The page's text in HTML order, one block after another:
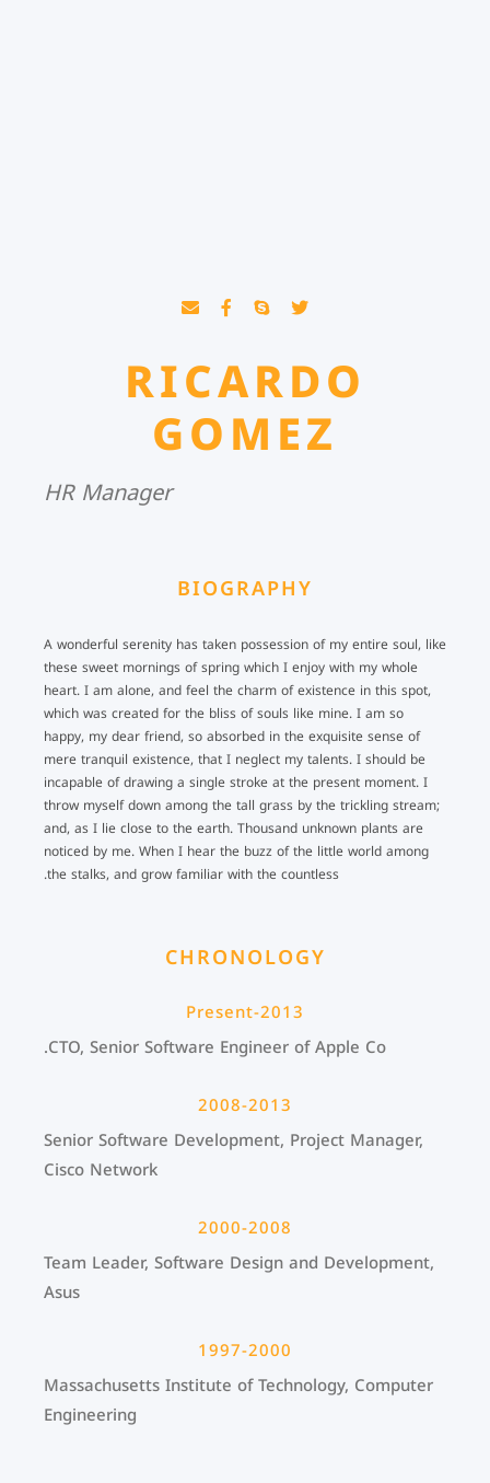
RICARDO
GOMEZ
HR Manager
BIOGRAPHY
A wonderful serenity has taken possession of my entire soul, like
these sweet mornings of spring which I enjoy with my whole
heart. I am alone, and feel the charm of existence in this spot,
which was created for the bliss of souls like mine. I am so
happy, my dear friend, so absorbed in the exquisite sense of
mere tranquil existence, that I neglect my talents. I should be
incapable of drawing a single stroke at the present moment. I
throw myself down among the tall grass by the trickling stream;
and, as I lie close to the earth. Thousand unknown plants are
noticed by me. When I hear the buzz of the little world among
the stalks, and grow familiar with the countless.
CHRONOLOGY
2013-Present
CTO, Senior Software Engineer of Apple Co.
2008-2013
Senior Software Development, Project Manager,
Cisco Network
2000-2008
Team Leader, Software Design and Development,
Asus
1997-2000
Massachusetts Institute of Technology, Computer
Engineering